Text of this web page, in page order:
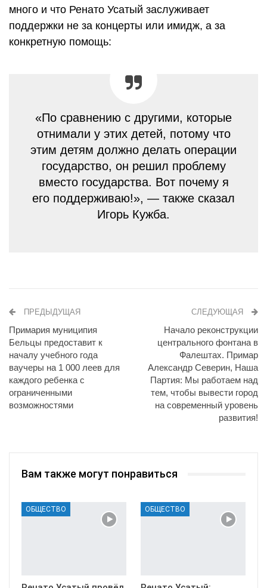
много и что Ренато Усатый заслуживает
поддержки не за концерты или имидж, а за
конкретную помощь:
«По сравнению с другими, которые
отнимали у этих детей, потому что
этим детям должно делать операции
государство, он решил проблему
вместо государства. Вот почему я
его поддерживаю!», — также сказал
Игорь Кужба.
ПРЕДЫДУЩАЯ
Примария муниципия
Бельцы предоставит к
началу учебного года
ваучеры на 1 000 леев для
каждого ребенка с
ограниченными
возможностями
СЛЕДУЮЩАЯ
Начало реконструкции
центрального фонтана в
Фалештах. Примар
Александр Северин, Наша
Партия: Мы работаем над
тем, чтобы вывести город
на современный уровень
развития!
Вам также могут понравиться
ОБЩЕСТВО ОБЩЕСТВО